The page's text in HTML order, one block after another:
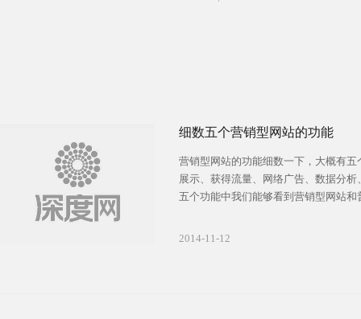
细数五个营销型网站的功能
营销型网站的功能细数一下，大概有五
展示、获得流量、网络广告、数据分析
五个功能中我们能够看到营销型网站和
在营销的角度来设计，因此它只能是“
2014-11-12